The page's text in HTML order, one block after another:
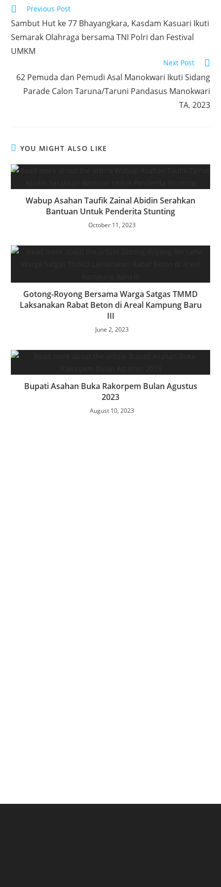
o
k
e
r
s
A
k
e
a
r
Read
more
articles
Previous Post
Sambut Hut ke 77 Bhayangkara, Kasdam Kasuari Ikuti
Semarak Olahraga bersama TNI Polri dan Festival
UMKM
Next Post
62 Pemuda dan Pemudi Asal Manokwari Ikuti Sidang
Parade Calon Taruna/Taruni Pandasus Manokwari
TA. 2023
YOU MIGHT ALSO LIKE
Wabup Asahan Taufik Zainal Abidin Serahkan
Bantuan Untuk Penderita Stunting
October 11, 2023
Gotong-Royong Bersama Warga Satgas TMMD
Laksanakan Rabat Beton di Areal Kampung Baru
III
June 2, 2023
Bupati Asahan Buka Rakorpem Bulan Agustus
2023
August 10, 2023